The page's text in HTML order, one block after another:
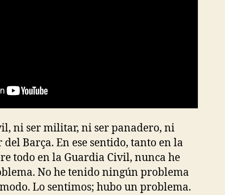
ni ser militar, ni ser panadero, ni
Barça. En ese sentido, tanto en la
todo en la Guardia Civil, nunca he
No he tenido ningún problema
Lo sentimos; hubo un problema.